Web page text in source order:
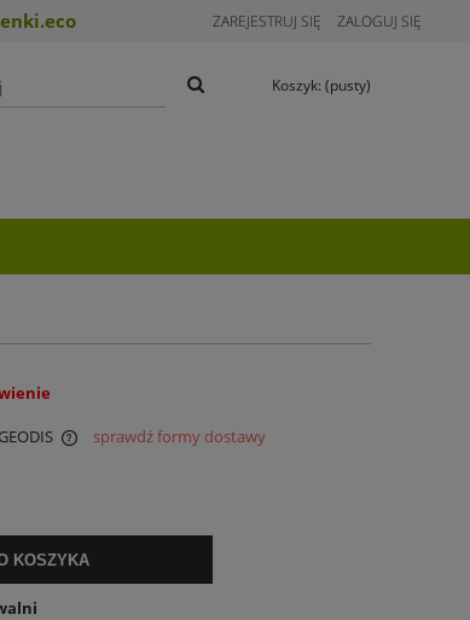
ZAREJESTRUJ SIĘ ZALOGUJ SIĘ
Koszyk: (pusty)
sprawdź formy dostawy
KOSZYKA